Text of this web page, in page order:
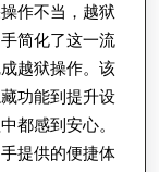
作不当，越狱
简化了这一流
越狱操作。该
功能到提升设
都感到安心。
提供的便捷体